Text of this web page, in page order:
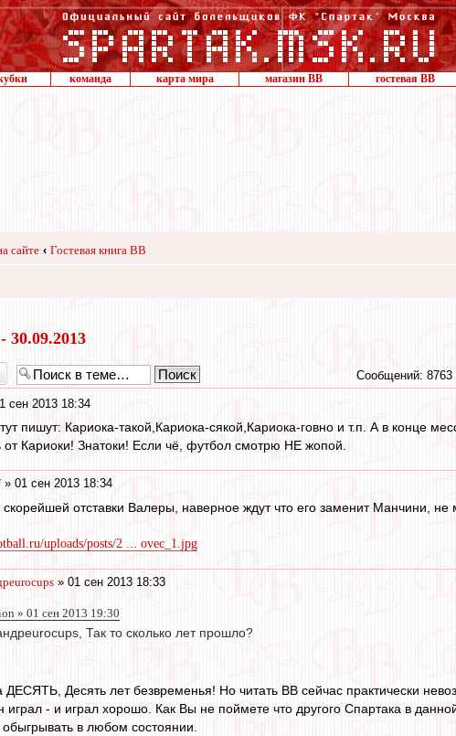
команда карта мира магазин ВВ гостевая ВВ
сайте ‹ Гостевая книга ВВ
30.09.2013
Сообщений: 8763
сен 2013 18:34
пишут: Кариока-такой,Кариока-сякой,Кариока-говно и т.п. А в конце
от Кариоки! Знатоки! Если чё, футбол смотрю НЕ жопой.
» 01 сен 2013 18:34
отставки Валеры, наверное ждут что его заменит Манчини, не
uploads/posts/2 ... ovec_1.jpg
» 01 сен 2013 18:33
» 01 сен 2013 19:30
Так то сколько лет прошло?
ДЕСЯТЬ, Десять лет безвременья! Но читать ВВ сейчас практически
играл - и играл хорошо. Как Вы не поймете что другого Спартака в
в любом состоянии.